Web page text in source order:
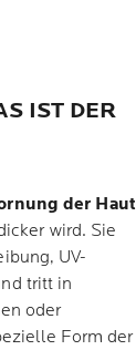
IST DER
der Haut
wird. Sie
UV-
tritt in
oder
Form der